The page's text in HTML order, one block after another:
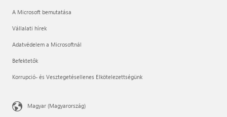
A Microsoft bemutatása
Vállalati hírek
Adatvédelem a Microsoftnál
Befektetők
Korrupció- és Vesztegetésellenes Elkötelezettségünk
Magyar (Magyarország)